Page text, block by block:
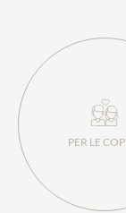
PER LE